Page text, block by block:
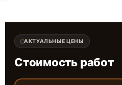
АКТУАЛЬНЫЕ ЦЕНЫ
Стоимость работ